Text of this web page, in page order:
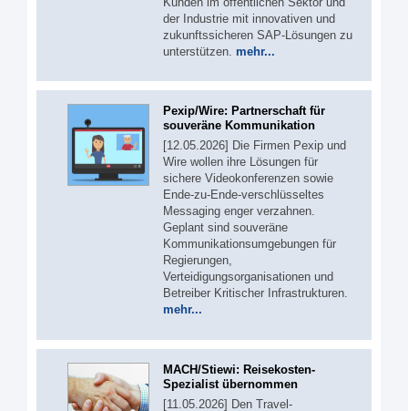
der Industrie mit innovativen und
zukunftssicheren SAP-Lösungen zu
unterstützen. mehr...
Pexip/Wire: Partnerschaft für
souveräne Kommunikation
[12.05.2026] Die Firmen Pexip und
Wire wollen ihre Lösungen für
sichere Videokonferenzen sowie
Ende-zu-Ende-verschlüsseltes
Messaging enger verzahnen.
Geplant sind souveräne
Kommunikationsumgebungen für
Regierungen,
Verteidigungsorganisationen und
Betreiber Kritischer Infrastrukturen.
mehr...
MACH/Stiewi: Reisekosten-
Spezialist übernommen
[11.05.2026] Den Travel-